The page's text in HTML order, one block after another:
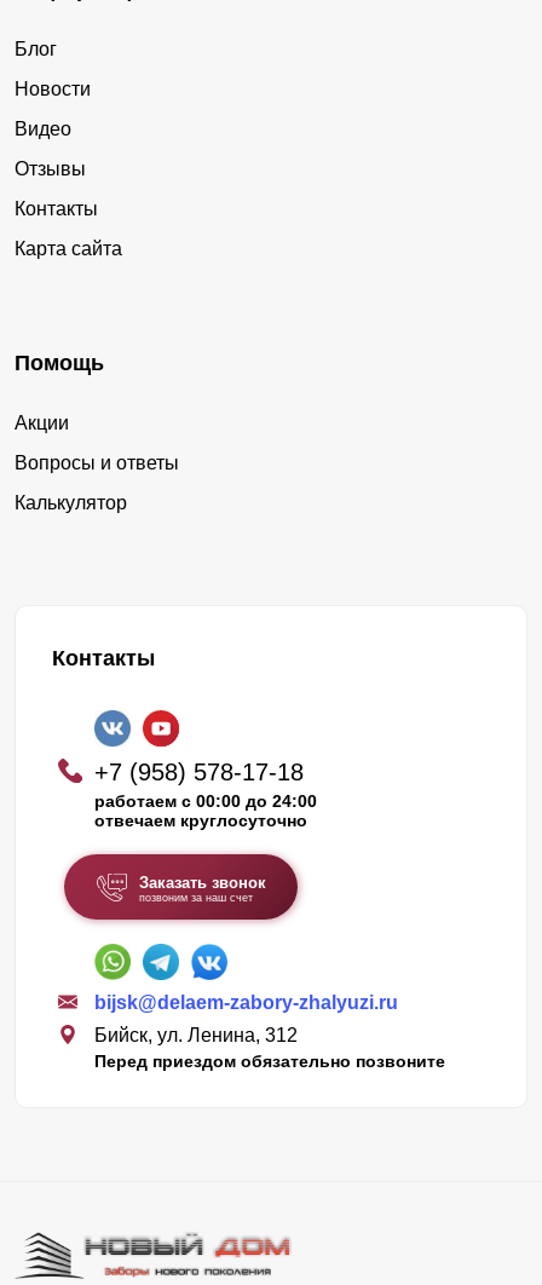
Блог
Новости
Видео
Отзывы
Контакты
Карта сайта
Помощь
Акции
Вопросы и ответы
Калькулятор
Контакты
+7 (958) 578-17-18
работаем с 00:00 до 24:00
отвечаем круглосуточно
Заказать звонок
позвоним за наш счет
bijsk@delaem-zabory-zhalyuzi.ru
Бийск, ул. Ленина, 312
Перед приездом обязательно позвоните